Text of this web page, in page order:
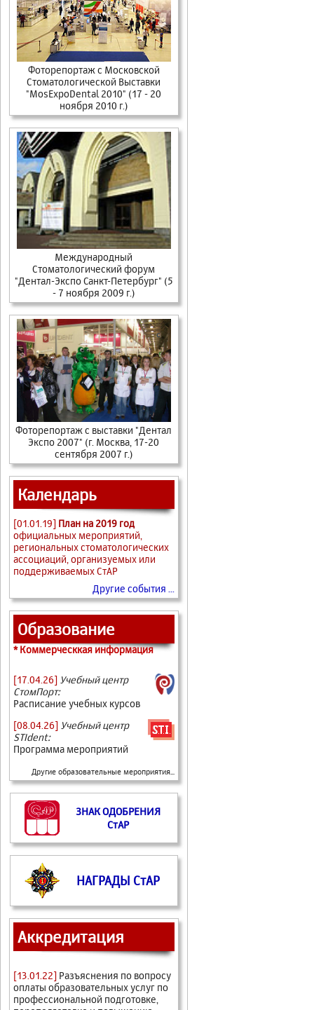
Фоторепортаж c Московской
Стоматологической Выставки
"MosExpoDental 2010" (17 - 20
ноября 2010 г.)
Международный
Стоматологический форум
"Дентал-Экспо Санкт-Петербург" (5
- 7 ноября 2009 г.)
Фоторепортаж с выставки "Дентал
Экспо 2007" (г. Москва, 17-20
сентября 2007 г.)
Календарь
[01.01.19] План на 2019 год
официальных мероприятий,
региональных стоматологических
ассоциаций, организуемых или
поддерживаемых СтАР
Другие события ...
Образование
* Коммерческкая информация
[17.04.26] Учебный центр
СтомПорт:
Расписание учебных курсов
[08.04.26] Учебный центр
STIdent:
Программа мероприятий
Другие образовательные мероприятия...
ЗНАК ОДОБРЕНИЯ
СтАР
НАГРАДЫ СтАР
Аккредитация
[13.01.22] Разъяснения по вопросу
оплаты образовательных услуг по
профессиональной подготовке,